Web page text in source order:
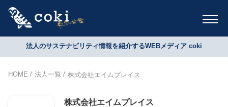
法人のサステナビリティ情報を紹介するWEBメディア coki
HOME 法人一覧 株式会社エイムプレイス
株式会社エイムプレイス